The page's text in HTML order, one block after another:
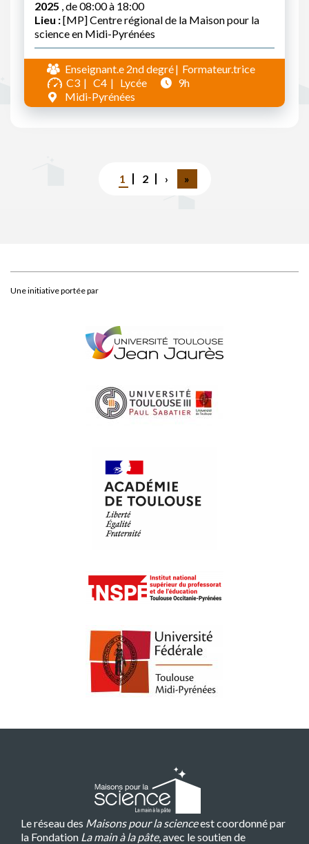
2025 , de 08:00 à 18:00
Lieu :[MP] Centre régional de la Maison pour la
science en Midi-Pyrénées
Enseignant.e 2nd degré
Formateur.trice
C3
C4 Lycée
9h
Midi-Pyrénées
Page
courante
1 Page
2
Page
suivante
›
Dernière
page
»
Une initiative portée par
Le réseau des Maisons pour la scienceest coordonné par
la Fondation La main à la pâte, avec le soutien de